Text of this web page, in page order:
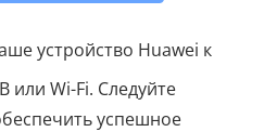
устройство Huawei к
или Wi-Fi. Следуйте
успешное